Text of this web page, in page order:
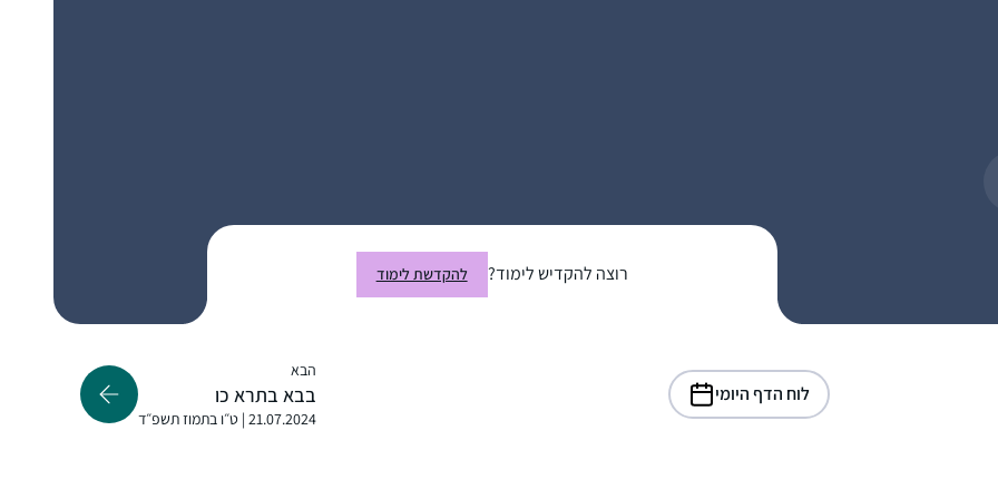
רוצה להקדיש לימוד? להקדשת לימוד
לוח הדף היומי
הבא
בבא בתרא כו
21.07.2024 | ט״ו בתמוז תשפ״ד
הלימוד מאוד משפיעה על היום שלי כי אני
לומדת עם רבנית מישל על הבוקר בזום. זה נותן
טון לכל היום – בסיס למחשבות שלי .זה זכות
גדול להתחיל את היום בלימוד ובתפילה. תודה